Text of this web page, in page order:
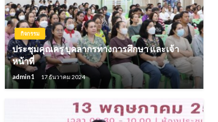
กิจกรรม
ประชุมคุณครู บุคลากรทางการศึกษา และเจ้า
หน้าที่
admin1 17 ธันวาคม 2024